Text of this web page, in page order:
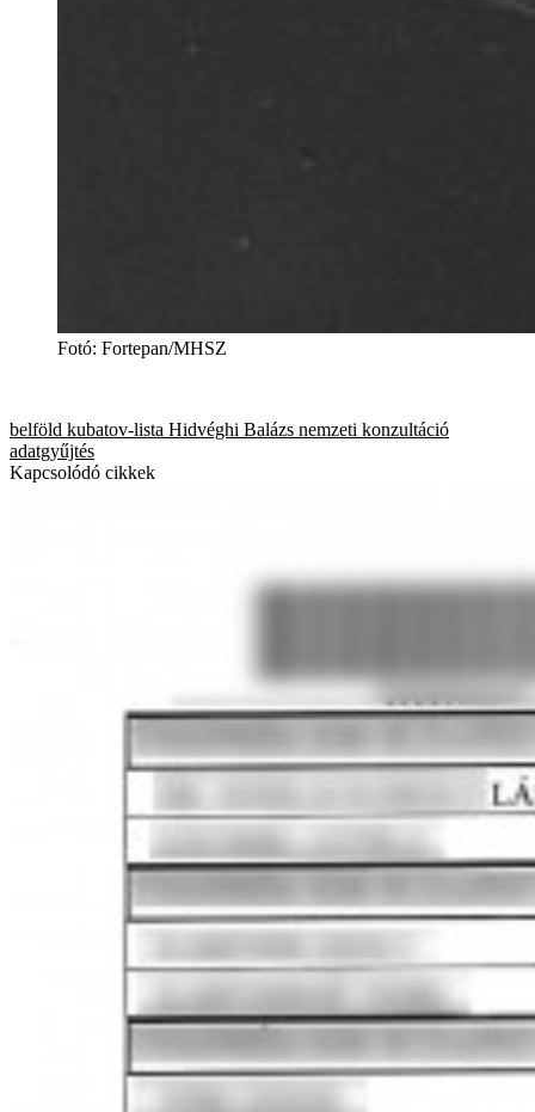
Fotó: Fortepan/MHSZ
belföld kubatov-lista Hidvéghi Balázs nemzeti konzultáció
adatgyűjtés
Kapcsolódó cikkek